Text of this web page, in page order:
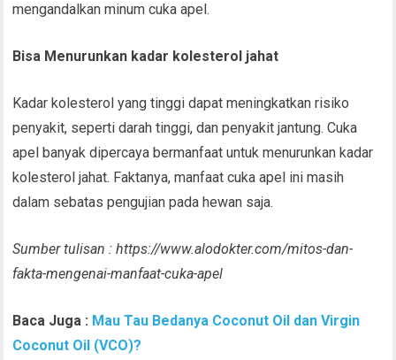
mengandalkan minum cuka apel.
Bisa Menurunkan kadar kolesterol jahat
Kadar kolesterol yang tinggi dapat meningkatkan risiko
penyakit, seperti darah tinggi, dan penyakit jantung. Cuka
apel banyak dipercaya bermanfaat untuk menurunkan kadar
kolesterol jahat. Faktanya, manfaat cuka apel ini masih
dalam sebatas pengujian pada hewan saja.
Sumber tulisan : https://www.alodokter.com/mitos-dan-
fakta-mengenai-manfaat-cuka-apel
Baca Juga : Mau Tau Bedanya Coconut Oil dan Virgin
Coconut Oil (VCO)?